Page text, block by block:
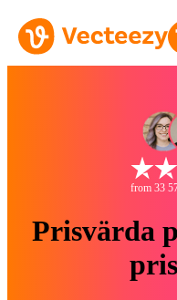
from 33
Prisvärda